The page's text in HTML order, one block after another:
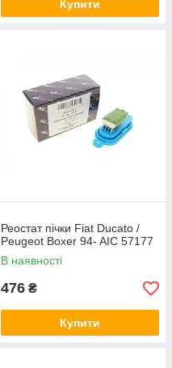
Купити
Реостат пічки Fiat Ducato /
Peugeot Boxer 94- AIC 57177
В наявності
476 ₴
Купити